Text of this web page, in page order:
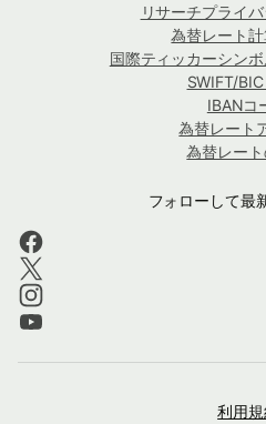
リサーチプライ
為替レート
国際ティッカーシンボ
SWIFT/
IBANコ
為替レート
為替レー
フォローして最
利用